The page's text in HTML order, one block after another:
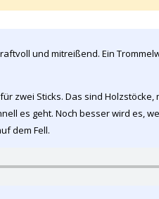
und mitreißend. Ein
zwei Sticks. Das sind
es geht. Noch besser wird es,
dem Fell.